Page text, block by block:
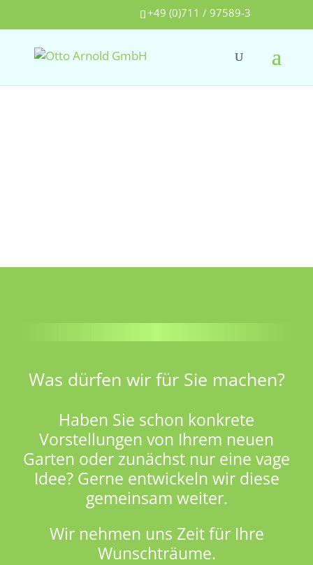
+49 (0)711 / 97589-3
Was dürfen wir für Sie machen?
Haben Sie schon konkrete
Vorstellungen von Ihrem neuen
Garten oder zunächst nur eine vage
Idee? Gerne entwickeln wir diese
gemeinsam weiter.
Wir nehmen uns Zeit für Ihre
Wunschträume.